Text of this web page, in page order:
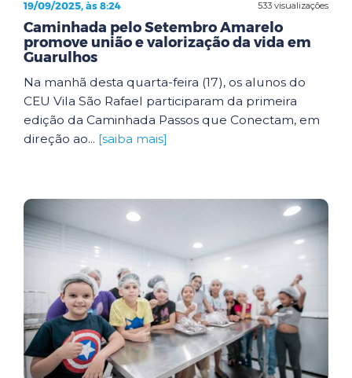
533 visualizações
19/09/2025, às 8:24
Caminhada pelo Setembro Amarelo
promove união e valorização da vida em
Guarulhos
Na manhã desta quarta-feira (17), os alunos do
CEU Vila São Rafael participaram da primeira
edição da Caminhada Passos que Conectam, em
direção ao... [saiba mais]